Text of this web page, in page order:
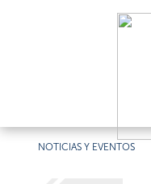
NOTICIAS Y EVENTOS